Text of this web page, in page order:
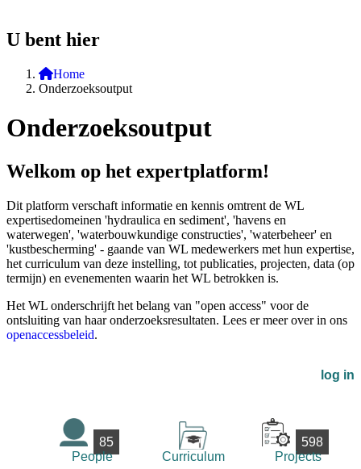
U bent hier
Home
Onderzoeksoutput
Onderzoeksoutput
Welkom op het expertplatform!
Dit platform verschaft informatie en kennis omtrent de WL
expertisedomeinen 'hydraulica en sediment', 'havens en
waterwegen', 'waterbouwkundige constructies', 'waterbeheer' en
'kustbescherming' - gaande van WL medewerkers met hun expertise,
het curriculum van deze instelling, tot publicaties, projecten, data (op
termijn) en evenementen waarin het WL betrokken is.
Het WL onderschrijft het belang van "open access" voor de
ontsluiting van haar onderzoeksresultaten. Lees er meer over in ons
openaccessbeleid.
log in
85
People
Curriculum
598
Projects